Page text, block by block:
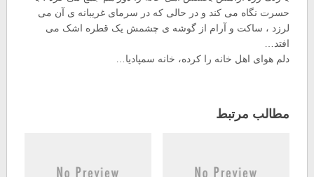
حسرت نگاه می کند و در حالی که در سرمای غریبانه ی آن می
لرزد ، ساکت و آرام از گوشه ی چشمش یک قطره اشک می
افتد…
دلم هوای اهل خانه را کرده، خانه سمپادیا…
مطالب مرتبط